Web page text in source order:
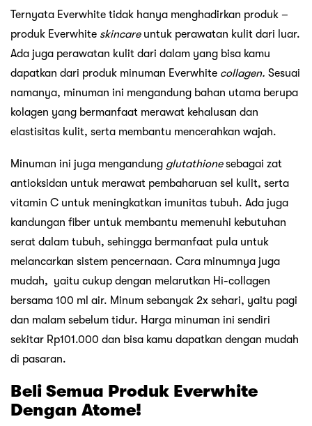
Ternyata Everwhite tidak hanya menghadirkan produk –
produk Everwhite skincare untuk perawatan kulit dari luar.
Ada juga perawatan kulit dari dalam yang bisa kamu
dapatkan dari produk minuman Everwhite collagen. Sesuai
namanya, minuman ini mengandung bahan utama berupa
kolagen yang bermanfaat merawat kehalusan dan
elastisitas kulit, serta membantu mencerahkan wajah.
Minuman ini juga mengandung glutathionesebagai zat
antioksidan untuk merawat pembaharuan sel kulit, serta
vitamin C untuk meningkatkan imunitas tubuh. Ada juga
kandungan fiber untuk membantu memenuhi kebutuhan
serat dalam tubuh, sehingga bermanfaat pula untuk
melancarkan sistem pencernaan. Cara minumnya juga
mudah, yaitu cukup dengan melarutkan Hi-collagen
bersama 100 ml air. Minum sebanyak 2x sehari, yaitu pagi
dan malam sebelum tidur. Harga minuman ini sendiri
sekitar Rp101.000 dan bisa kamu dapatkan dengan mudah
di pasaran.
Beli Semua Produk Everwhite
Dengan Atome!